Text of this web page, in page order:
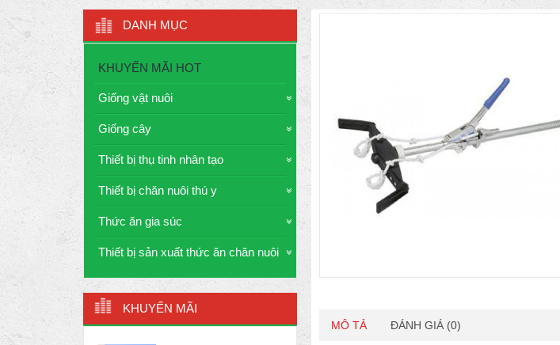
DANH MỤC
KHUYẾN MÃI HOT
Giống vật nuôi
Giống cây
Thiết bị thụ tinh nhân tạo
Thiết bị chăn nuôi thú y
Thức ăn gia súc
Thiết bị sản xuất thức ăn chăn nuôi
KHUYẾN MÃI
MÔ TẢ ĐÁNH GIÁ (0)